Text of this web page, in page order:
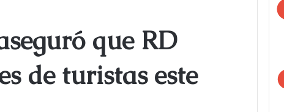
que RD
de turistas este